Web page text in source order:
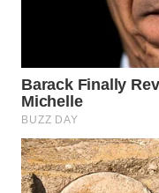
WN
KEPULAUAN
SERIBU
WN